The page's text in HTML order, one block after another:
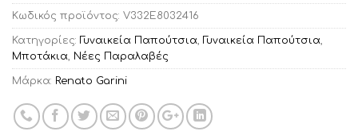
Κωδικός προϊόντος: V332E8032416
Κατηγορίες: Γυναικεία Παπούτσια, Γυναικεία Παπούτσια,
Μποτάκια, Νέες Παραλαβές
Μάρκα: Renato Garini